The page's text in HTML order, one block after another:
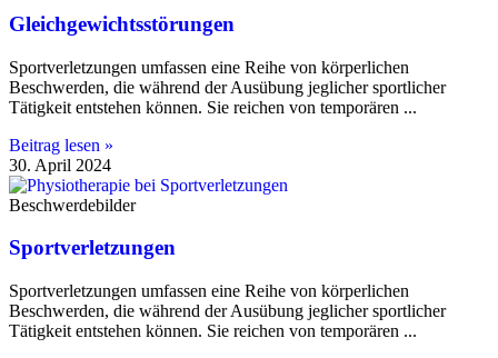
Gleichgewichtsstörungen
Sportverletzungen umfassen eine Reihe von körperlichen
Beschwerden, die während der Ausübung jeglicher sportlicher
Tätigkeit entstehen können. Sie reichen von temporären
Beitrag lesen »
30. April 2024
Beschwerdebilder
Sportverletzungen
Sportverletzungen umfassen eine Reihe von körperlichen
Beschwerden, die während der Ausübung jeglicher sportlicher
Tätigkeit entstehen können. Sie reichen von temporären